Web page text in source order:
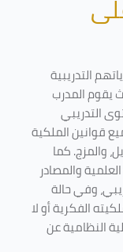
التدريبية
يقوم المدرب
التدريبي
قوانين الملكية
والمزج. كما
والمصادر
وفي حالة
الفكرية أو لا
النظامية عن